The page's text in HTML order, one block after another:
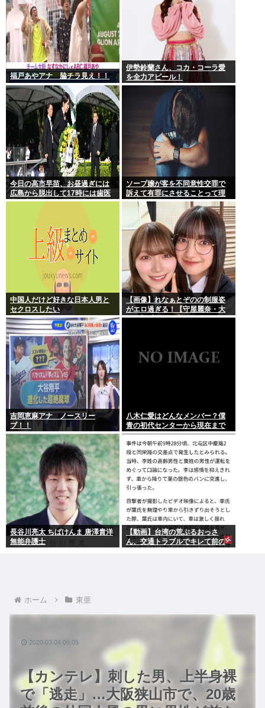
福戸あやアナ 脇チラ見え！！
伊勢鈴蘭さん、コカ・コーラ愛
を全力アピール！
今日の高市早苗、お昼過ぎには
広島から脱出して17時には歯医
者に寄ってそのまま帰宅
ソープ嬢が客を不同意性交罪で
訴えて有罪にさせることって理
論上可能？
中国人だけど好きな日本人男と
セクロスしたい
【画像】れなぁとぞのの制服姿
がエロ過ぎる！【守屋麗奈・大
園玲】【櫻坂46】
吉岡恵麻アナ ノースリー
ブ！！
八木仁愛はどんなメンバー？僕
青の初代センターから現在まで
の活動を紹介
長谷川亮太 ちばけんま 唐澤貴洋
無能弁護士
【動画】台湾の荒ぶるおっさ
ん、交通トラブルでキレて前の
ホーム 東亜
【カンテレ】刺した男、上半身裸
で「逃走」…大阪狭山市で、20歳
2020.03.04 09:05